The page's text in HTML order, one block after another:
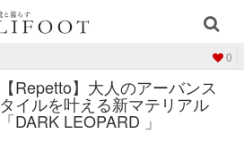
0
【Repetto】大人のアーバンス
タイルを叶える新マテリアル
「DARK LEOPARD 」